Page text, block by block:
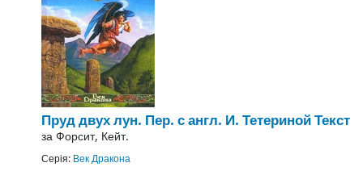
Пруд двух лун. Пер. с англ. И. ТетеринойТекст
заФорсит, Кейт.
Серія: Век Дракона